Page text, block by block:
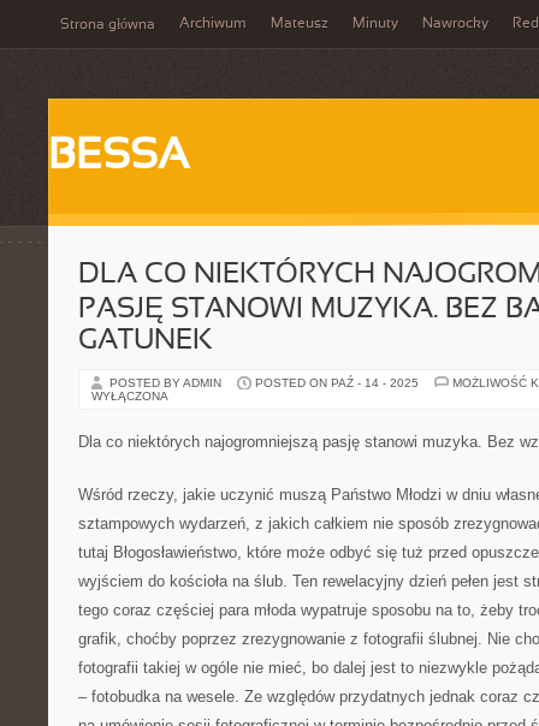
Strona główna Archiwum Mateusz Minuty Nawrocky
BESSA
DLA CO NIEKTÓRYCH
PASJĘ STANOWI MUZYKA. BEZ
GATUNEK
POSTED BY ADMIN POSTED ON PAŹ - 14 - 2025
MOŻLIWOŚĆ
WYŁĄCZONA
Dla co niektórych najogromniejszą pasję stanowi muzyka. Bez
Wśród rzeczy, jakie uczynić muszą Państwo Młodzi w dniu
sztampowych wydarzeń, z jakich całkiem nie sposób
tutaj Błogosławieństwo, które może odbyć się tuż przed
wyjściem do kościoła na ślub. Ten rewelacyjny dzień pełen jest
tego coraz częściej para młoda wypatruje sposobu na to, żeby
grafik, choćby poprzez zrezygnowanie z fotografii ślubnej. Nie
fotografii takiej w ogóle nie mieć, bo dalej jest to niezwykle
– fotobudka na wesele. Ze względów przydatnych jednak coraz